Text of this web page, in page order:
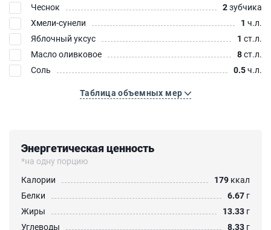
Чеснок
2зубчика
Хмели-сунели
1 ч.л.
Яблочный уксус
1 ст.л.
Масло оливковое
8ст.л.
Соль
0.5ч.л.
Таблица объемных мер
Энергетическая ценность
*на одну порцию
Калории
179 ккал
Белки
6.67 г
Жиры
13.33 г
Углеводы
8.33 г